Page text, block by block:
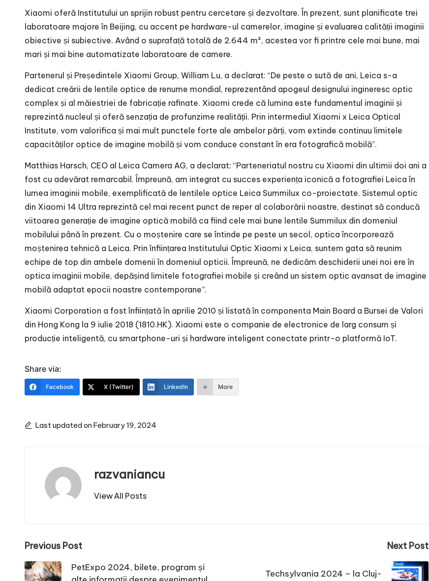
Xiaomi oferă Institutului un sprijin robust pentru cercetare și dezvoltare. În prezent, sunt planificate trei
laboratoare majore în Beijing, cu accent pe hardware-ul camerelor, imagine și evaluarea calității imaginii
obiective și subiective. Având o suprafață totală de 2.644 m², acestea vor fi printre cele mai bune, mai
mari și mai bine automatizate laboratoare de camere.
Partenerul și Președintele Xiaomi Group, William Lu, a declarat: “De peste o sută de ani, Leica s-a
dedicat creării de lentile optice de renume mondial, reprezentând apogeul designului ingineresc optic
complex și al măiestriei de fabricație rafinate. Xiaomi crede că lumina este fundamentul imaginii și
reprezintă nucleul și oferă senzația de profunzime realității. Prin intermediul Xiaomi x Leica Optical
Institute, vom valorifica și mai mult punctele forte ale ambelor părți, vom extinde continuu limitele
capacităților optice de imagine mobilă și vom conduce constant în era fotografică mobilă”.
Matthias Harsch, CEO al Leica Camera AG, a declarat: “Parteneriatul nostru cu Xiaomi din ultimii doi ani a
fost cu adevărat remarcabil. Împreună, am integrat cu succes experiența iconică a fotografiei Leica în
lumea imaginii mobile, exemplificată de lentilele optice Leica Summilux co-proiectate. Sistemul optic
din Xiaomi 14 Ultra reprezintă cel mai recent punct de reper al colaborării noastre, destinat să conducă
viitoarea generație de imagine optică mobilă ca fiind cele mai bune lentile Summilux din domeniul
mobilului până în prezent. Cu o moștenire care se întinde pe peste un secol, optica încorporează
moștenirea tehnică a Leica. Prin înființarea Institutului Optic Xiaomi x Leica, suntem gata să reunim
echipe de top din ambele domenii în domeniul opticii. Împreună, ne dedicăm deschiderii unei noi ere în
optica imaginii mobile, depășind limitele fotografiei mobile și creând un sistem optic avansat de imagine
mobilă adaptat epocii noastre contemporane”.
Xiaomi Corporation a fost înființată în aprilie 2010 și listată în componenta Main Board a Bursei de Valori
din Hong Kong la 9 iulie 2018 (1810.HK). Xiaomi este o companie de electronice de larg consum și
producție inteligentă, cu smartphone-uri și hardware inteligent conectate printr-o platformă IoT.
Share via:
Facebook X (Twitter) LinkedIn More
Last updated on February 19, 2024
razvaniancu
View All Posts
Post
navigation
Previous Post
PetExpo 2024, bilete, program și
Next Post
Techsylvania 2024 – la Cluj-